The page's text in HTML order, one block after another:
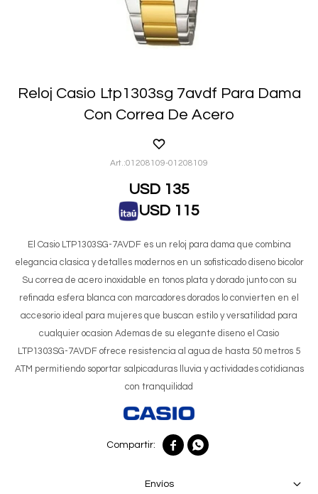
Reloj Casio Ltp1303sg 7avdf Para Dama
Con Correa De Acero
01208109-01208109
USD 135
USD 115
El Casio LTP1303SG-7AVDF es un reloj para dama que combina
elegancia clasica y detalles modernos en un sofisticado diseno bicolor
Su correa de acero inoxidable en tonos plata y dorado junto con su
refinada esfera blanca con marcadores dorados lo convierten en el
accesorio ideal para mujeres que buscan estilo y versatilidad para
cualquier ocasion Ademas de su elegante diseno el Casio
LTP1303SG-7AVDF ofrece resistencia al agua de hasta 50 metros 5
ATM permitiendo soportar salpicaduras lluvia y actividades cotidianas
con tranquilidad
 
Envíos